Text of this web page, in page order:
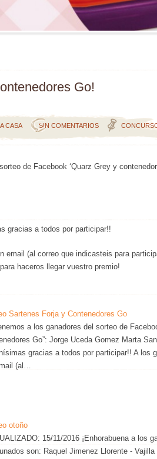
Go!
CASA SIN COMENTARIOS
de Facebook ‘Quarz Grey y
gracias a todos por participar!!
email (al correo que indicasteis para
haceros llegar vuestro premio!
Sartenes Forja y Contenedores Go
a los ganadores del sorteo de
Go”: Jorge Uceda Gomez Marta
gracias a todos por participar!! A los
(al…
otoño
15/11/2016 ¡Enhorabuena a los
son: Raquel Jimenez Llorente -